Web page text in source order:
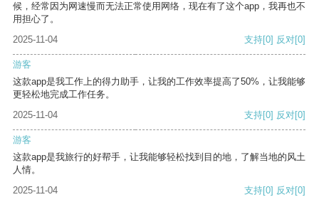
候，经常因为网速慢而无法正常使用网络，现在有了这个app，我再也不
用担心了。
2025-11-04
支持[0] 反对[0]
游客
这款app是我工作上的得力助手，让我的工作效率提高了50%，让我能够
更轻松地完成工作任务。
2025-11-04
支持[0] 反对[0]
游客
这款app是我旅行的好帮手，让我能够轻松找到目的地，了解当地的风土
人情。
2025-11-04
支持[0] 反对[0]